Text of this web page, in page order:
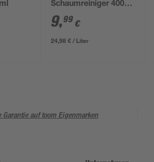
Schaumreiniger 400
ml
9,99 €
24,98 € / Liter
Garantie auf toom Eigenmarken